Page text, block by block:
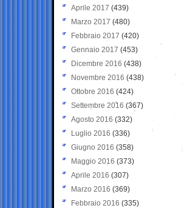
Aprile 2017 (439)
Marzo 2017 (480)
Febbraio 2017 (420)
Gennaio 2017 (453)
Dicembre 2016 (438)
Novembre 2016 (438)
Ottobre 2016 (424)
Settembre 2016 (367)
Agosto 2016 (332)
Luglio 2016 (336)
Giugno 2016 (358)
Maggio 2016 (373)
Aprile 2016 (307)
Marzo 2016 (369)
Febbraio 2016 (335)